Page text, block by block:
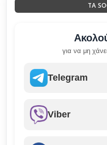
ΤΑ
για να μη
Telegram
Viber